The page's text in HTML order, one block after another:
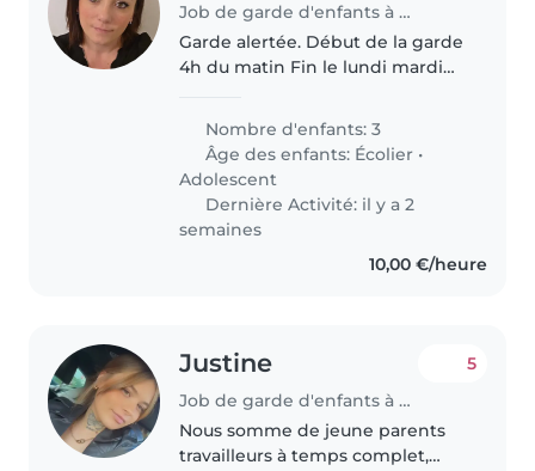
Job de garde d'enfants à Soissons
Garde alertée. Début de la garde
4h du matin Fin le lundi mardi
deposer a l'école Le mercredi
13h30
Nombre d'enfants: 3
Âge des enfants: Écolier •
Adolescent
Dernière Activité: il y a 2
semaines
10,00 €/heure
Justine
Job de garde d'enfants à La Bazoche-Gouet
5
Nous somme de jeune parents
travailleurs à temps complet,